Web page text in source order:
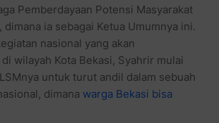
Pemberdayaan Potensi Masyarakat
dimana ia sebagai Ketua Umumnya ini.
nasional yang akan
wilayah Kota Bekasi, Syahrir mulai
untuk turut andil dalam sebuah
dimana warga Bekasi bisa